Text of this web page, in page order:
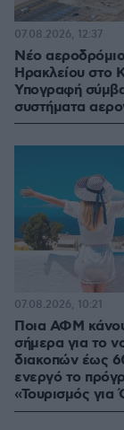
Νέο αεροδρόμιο
Ηρακλείου στο
Υπογραφή
συστήματα
07.08.2026, 12:37
Ποια ΑΦΜ
σήμερα για το
διακοπών έως
ενεργό το
«Τουρισμός για
07.08.2026, 10:21